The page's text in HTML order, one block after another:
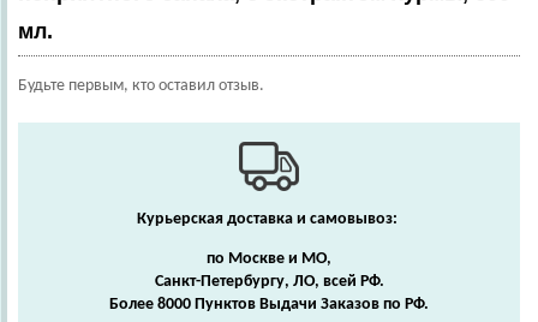
мл.
Будьте первым, кто оставил отзыв.
Курьерская доставка и самовывоз:
по Москве и МО,
Санкт-Петербургу, ЛО, всей РФ.
Более 8000 Пунктов Выдачи Заказов по РФ.